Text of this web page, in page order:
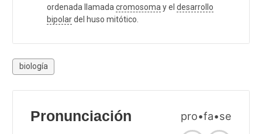
ordenada llamada cromosoma y el desarrollo
bipolardel huso mitótico.
biología
Pronunciación pro•fa•se